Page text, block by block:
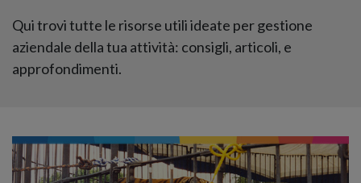
Qui trovi tutte le risorse utili ideate per gestione
aziendale della tua attività: consigli, articoli, e
approfondimenti.